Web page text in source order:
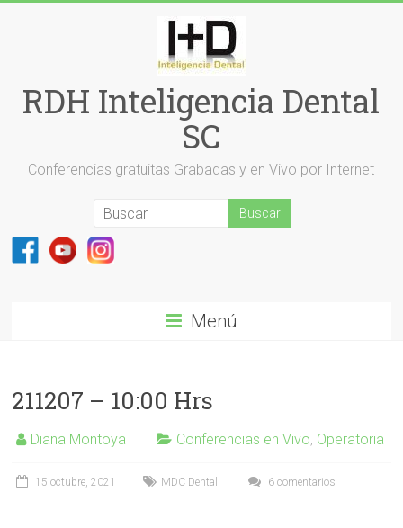
RDH Inteligencia Dental
SC
Conferencias gratuitas Grabadas y en Vivo por Internet
Menú
211207 – 10:00 Hrs
Diana Montoya Conferencias en Vivo, Operatoria
15 octubre, 2021 MDC Dental 6 comentarios